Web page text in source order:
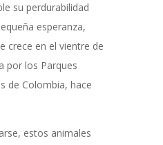
su perdurabilidad
esperanza,
crece en el vientre de
por los Parques
de Colombia, hace
estos animales